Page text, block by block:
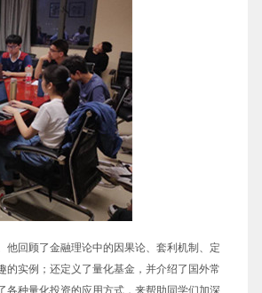
回顾了金融理论中的因果论、套利机制、定
实例；还定义了量化基金，并介绍了国外常
各种量化投资的应用方式，来帮助同学们加深